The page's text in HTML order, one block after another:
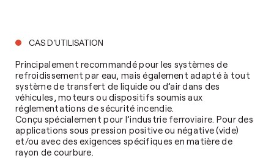
CAS D'UTILISATION
Principalement recommandé pour les systèmes de
refroidissement par eau, mais également adapté à tout
système de transfert de liquide ou d’air dans des
véhicules, moteurs ou dispositifs soumis aux
réglementations de sécurité incendie.
Conçu spécialement pour l’industrie ferroviaire. Pour des
applications sous pression positive ou négative (vide)
et/ou avec des exigences spécifiques en matière de
rayon de courbure.